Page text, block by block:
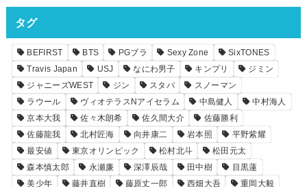
タグ
BEFIRST BTS PGブラ Sexy Zone
SixTONES
Travis Japan
USJ なにわ男子 キンプリ
ジミン
ジャニーズWEST
ジン スタバ
スノーマン
ラウール
ヴィオテラスNアイセラム 中島健人
中村海人
京本大我
佐々木朗希 佐久間大介
佐藤勝利
佐藤龍我
北村匠海 向井康二 岩本照
平野紫耀
最安値
東京オリンピック 松村北斗
松田元太
森本慎太郎
永瀬廉 深澤辰哉 田中樹
目黒蓮
美少年
藤井直樹 藤原丈一郎 西畑大吾 重岡大毅